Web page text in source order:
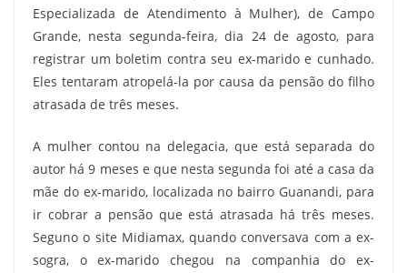
Especializada de Atendimento à Mulher), de Campo
Grande, nesta segunda-feira, dia 24 de agosto, para
registrar um boletim contra seu ex-marido e cunhado.
Eles tentaram atropelá-la por causa da pensão do filho
atrasada de três meses.
A mulher contou na delegacia, que está separada do
autor há 9 meses e que nesta segunda foi até a casa da
mãe do ex-marido, localizada no bairro Guanandi, para
ir cobrar a pensão que está atrasada há três meses.
Seguno o site Midiamax, quando conversava com a ex-
sogra, o ex-marido chegou na companhia do ex-